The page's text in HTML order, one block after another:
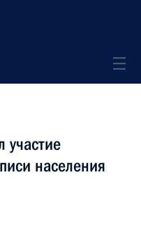
участие
населения